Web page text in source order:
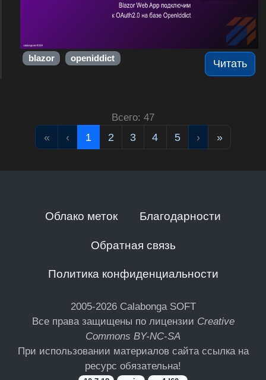
Читать
blazor openiddict
Всего: 47
« ‹ 1 2 3 4 5 › »
Облако меток Благодарности
Обратная связь
Политика конфиденциальности
2005-2026 Calabonga SOFT
Все права защищены по лицензии Creative
Commons BY-NC-SA
При использовании материалов сайта ссылка на
ресурс обязательна!